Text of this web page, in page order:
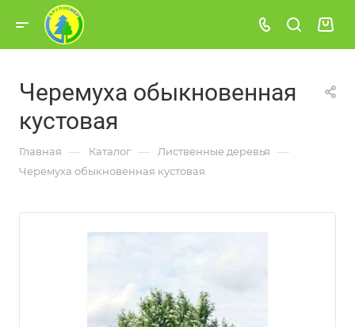
Черемуха обыкновенная
кустовая
Главная — Каталог — Лиственные деревья —
Черемуха обыкновенная кустовая